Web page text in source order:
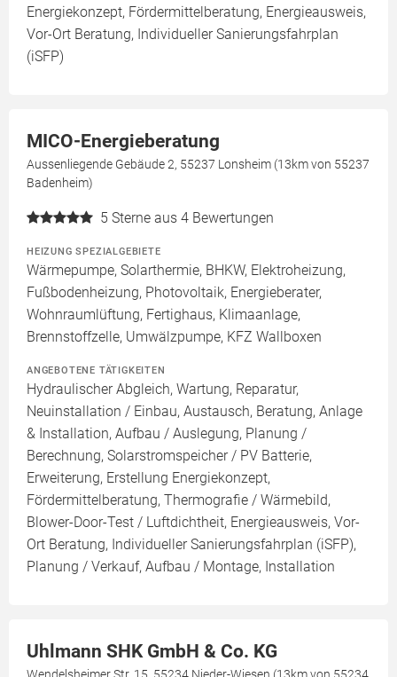
Energiekonzept, Fördermittelberatung, Energieausweis,
Vor-Ort Beratung, Individueller Sanierungsfahrplan
(iSFP)
MICO-Energieberatung
Aussenliegende Gebäude 2, 55237 Lonsheim (13km von 55237
Badenheim)
5 Sterne aus 4 Bewertungen
HEIZUNG SPEZIALGEBIETE
Wärmepumpe, Solarthermie, BHKW, Elektroheizung,
Fußbodenheizung, Photovoltaik, Energieberater,
Wohnraumlüftung, Fertighaus, Klimaanlage,
Brennstoffzelle, Umwälzpumpe, KFZ Wallboxen
ANGEBOTENE TÄTIGKEITEN
Hydraulischer Abgleich, Wartung, Reparatur,
Neuinstallation / Einbau, Austausch, Beratung, Anlage
& Installation, Aufbau / Auslegung, Planung /
Berechnung, Solarstromspeicher / PV Batterie,
Erweiterung, Erstellung Energiekonzept,
Fördermittelberatung, Thermografie / Wärmebild,
Blower-Door-Test / Luftdichtheit, Energieausweis, Vor-
Ort Beratung, Individueller Sanierungsfahrplan (iSFP),
Planung / Verkauf, Aufbau / Montage, Installation
Uhlmann SHK GmbH & Co. KG